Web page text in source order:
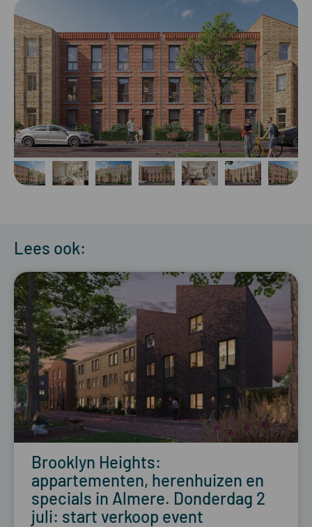
Lees ook:
Brooklyn Heights:
appartementen, herenhuizen en
specials in Almere. Donderdag 2
juli: start verkoop event